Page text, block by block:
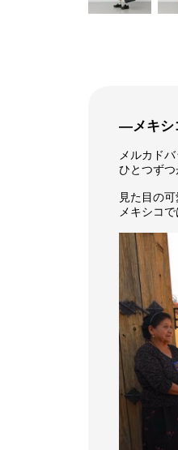
―メキシ
メルカド
ひとつずつ
見た目の
メキシコ